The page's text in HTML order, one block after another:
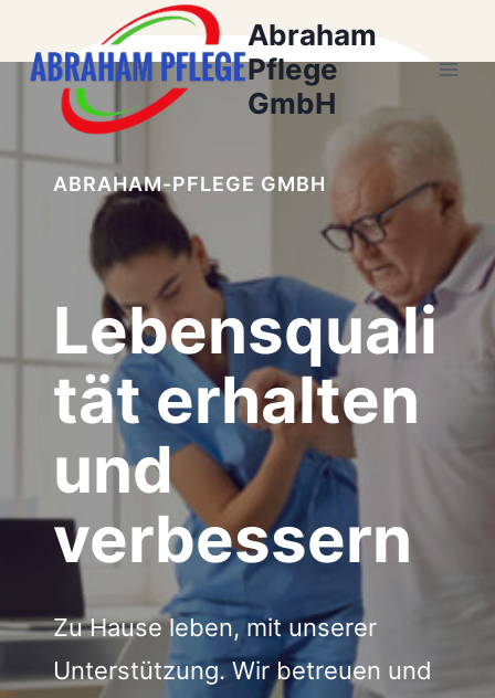
springen
Abraham
Pflege
GmbH
ABRAHAM-PFLEGE GMBH
Lebensquali
tät erhalten
und
verbessern
Zu Hause leben, mit unserer
Unterstützung. Wir betreuen und